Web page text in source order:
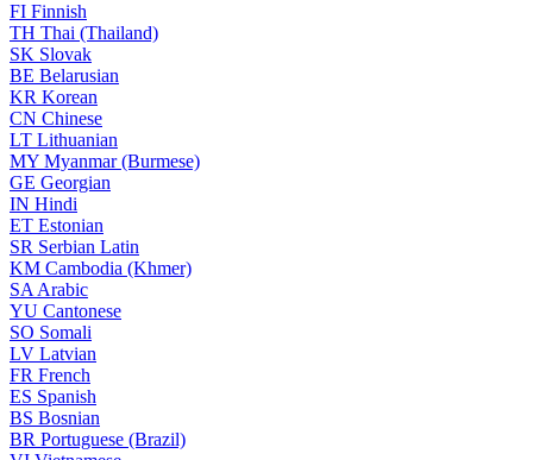
FI Finnish
TH Thai (Thailand)
SK Slovak
BE Belarusian
KR Korean
CN Chinese
LT Lithuanian
MY Myanmar (Burmese)
GE Georgian
IN Hindi
ET Estonian
SR Serbian Latin
KM Cambodia (Khmer)
SA Arabic
YU Cantonese
SO Somali
LV Latvian
FR French
ES Spanish
BS Bosnian
BR Portuguese (Brazil)